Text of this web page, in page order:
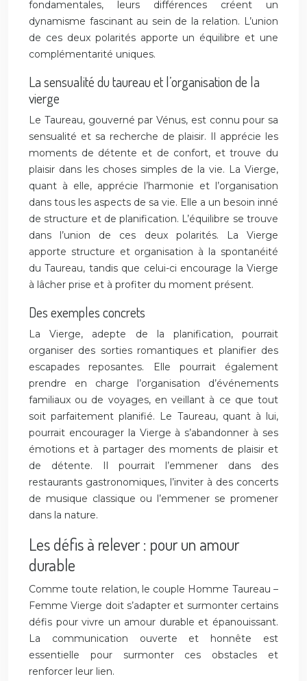
fondamentales, leurs différences créent un
dynamisme fascinant au sein de la relation. L’union
de ces deux polarités apporte un équilibre et une
complémentarité uniques.
La sensualité du taureau et l’organisation de la
vierge
Le Taureau, gouverné par Vénus, est connu pour sa
sensualité et sa recherche de plaisir. Il apprécie les
moments de détente et de confort, et trouve du
plaisir dans les choses simples de la vie. La Vierge,
quant à elle, apprécie l’harmonie et l’organisation
dans tous les aspects de sa vie. Elle a un besoin inné
de structure et de planification. L’équilibre se trouve
dans l’union de ces deux polarités. La Vierge
apporte structure et organisation à la spontanéité
du Taureau, tandis que celui-ci encourage la Vierge
à lâcher prise et à profiter du moment présent.
Des exemples concrets
La Vierge, adepte de la planification, pourrait
organiser des sorties romantiques et planifier des
escapades reposantes. Elle pourrait également
prendre en charge l’organisation d’événements
familiaux ou de voyages, en veillant à ce que tout
soit parfaitement planifié. Le Taureau, quant à lui,
pourrait encourager la Vierge à s’abandonner à ses
émotions et à partager des moments de plaisir et
de détente. Il pourrait l’emmener dans des
restaurants gastronomiques, l’inviter à des concerts
de musique classique ou l’emmener se promener
dans la nature.
Les défis à relever : pour un amour
durable
Comme toute relation, le couple Homme Taureau –
Femme Vierge doit s’adapter et surmonter certains
défis pour vivre un amour durable et épanouissant.
La communication ouverte et honnête est
essentielle pour surmonter ces obstacles et
renforcer leur lien.